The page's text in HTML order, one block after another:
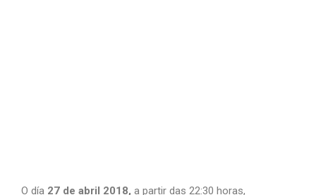
O día 27 de abril 2018, a partir das 22:30 horas,